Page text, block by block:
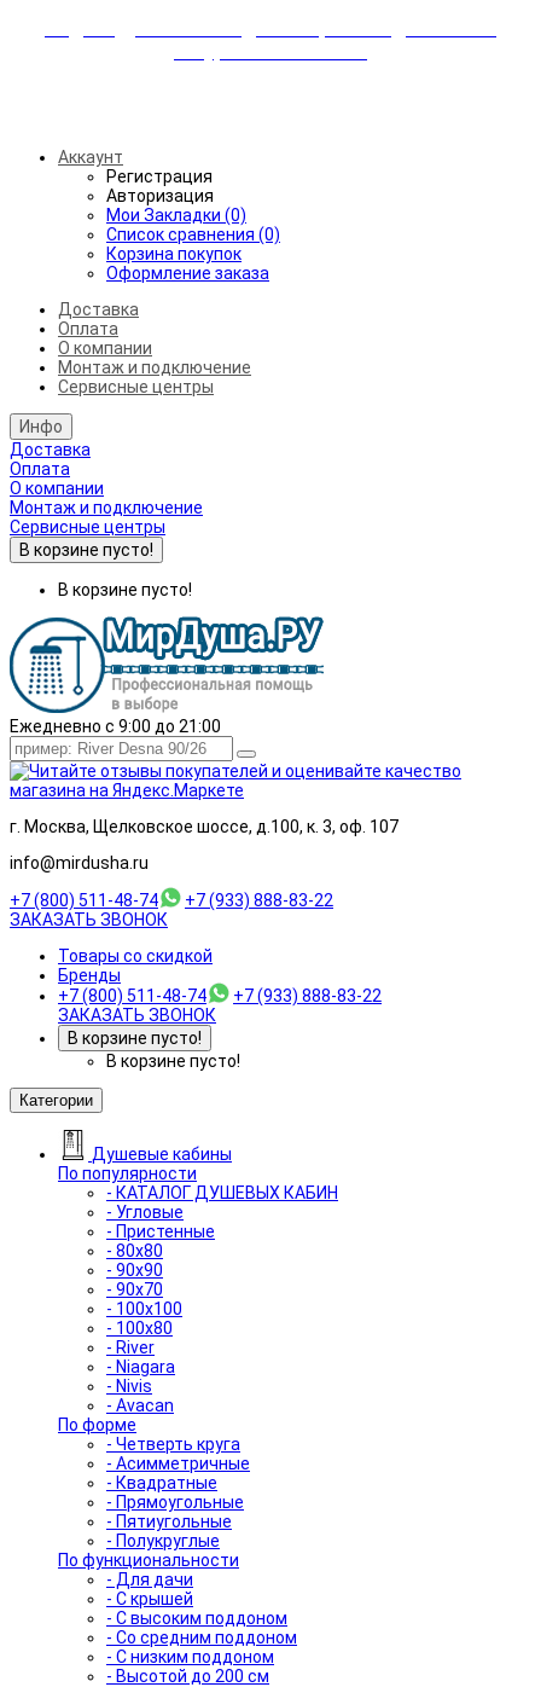
Аккаунт
Регистрация
Авторизация
Мои Закладки (0)
Список сравнения (0)
Корзина покупок
Оформление заказа
Доставка
Оплата
О компании
Монтаж и подключение
Сервисные центры
Инфо
Доставка
Оплата
О компании
Монтаж и подключение
Сервисные центры
В корзине пусто!
В корзине пусто!
Ежедневно с 9:00 до 21:00
г. Москва, Щелковское шоссе, д.100, к. 3, оф. 107
info@mirdusha.ru
+7 (800) 511-48-74
+7 (933) 888-83-22
ЗАКАЗАТЬ ЗВОНОК
Товары со скидкой
Бренды
+7 (800) 511-48-74
+7 (933) 888-83-22
ЗАКАЗАТЬ ЗВОНОК
В корзине пусто!
В корзине пусто!
Категории
Душевые кабины
По популярности
- КАТАЛОГ ДУШЕВЫХ КАБИН
- Угловые
- Пристенные
- 80x80
- 90x90
- 90x70
- 100x100
- 100x80
- River
- Niagara
- Nivis
- Avacan
По форме
- Четверть круга
- Асимметричные
- Квадратные
- Прямоугольные
- Пятиугольные
- Полукруглые
По функциональности
- Для дачи
- С крышей
- С высоким поддоном
- Со средним поддоном
- С низким поддоном
- Высотой до 200 см